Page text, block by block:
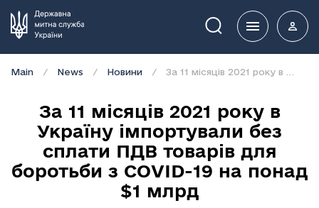
Пошук
Main News Новини
За 11 місяців 2021 року в
Україну імпортували без
сплати ПДВ товарів для
боротьби з COVID-19 на понад
$1 млрд